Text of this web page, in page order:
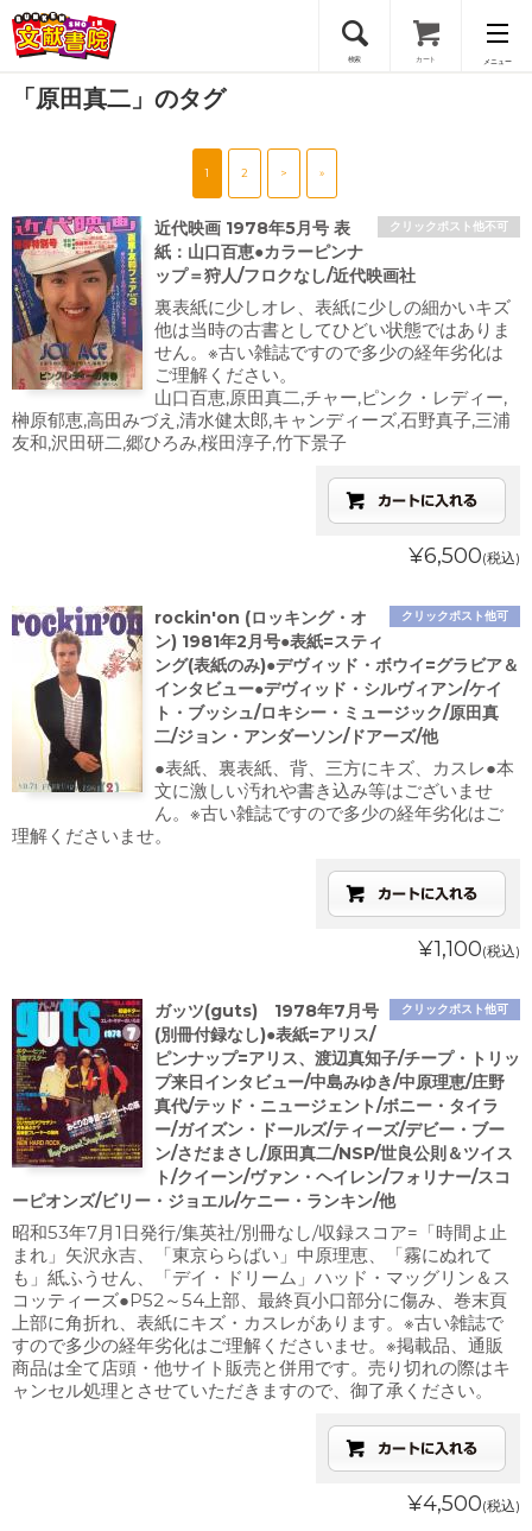
検索 カート メニュー
会員登録
「原田真二」のタグ
1 2 > »
クリックポスト他不可
近代映画 1978年5月号 表
紙：山口百恵●カラーピンナ
ップ＝狩人/フロクなし/近代映画社
裏表紙に少しオレ、表紙に少しの細かいキズ
他は当時の古書としてひどい状態ではありま
せん。※古い雑誌ですので多少の経年劣化は
ご理解ください。
山口百恵,原田真二,チャー,ピンク・レディー,
榊原郁恵,高田みづえ,清水健太郎,キャンディーズ,石野真子,三浦
友和,沢田研二,郷ひろみ,桜田淳子,竹下景子
¥6,500(税込)
クリックポスト他可
rockin'on (ロッキング・オ
ン) 1981年2月号●表紙=スティ
ング(表紙のみ)●デヴィッド・ボウイ=グラビア＆
インタビュー●デヴィッド・シルヴィアン/ケイ
ト・ブッシュ/ロキシー・ミュージック/原田真
二/ジョン・アンダーソン/ドアーズ/他
●表紙、裏表紙、背、三方にキズ、カスレ●本
文に激しい汚れや書き込み等はございませ
ん。※古い雑誌ですので多少の経年劣化はご
理解くださいませ。
¥1,100(税込)
クリックポスト他可
ガッツ(guts) 1978年7月号
(別冊付録なし)●表紙=アリス/
ピンナップ=アリス、渡辺真知子/チープ・トリッ
プ来日インタビュー/中島みゆき/中原理恵/庄野
真代/テッド・ニュージェント/ボニー・タイラ
ー/ガイズン・ドールズ/ティーズ/デビー・ブー
ン/さだまさし/原田真二/NSP/世良公則＆ツイス
ト/クイーン/ヴァン・ヘイレン/フォリナー/スコ
ーピオンズ/ビリー・ジョエル/ケニー・ランキン/他
昭和53年7月1日発行/集英社/別冊なし/収録スコア=「時間よ止
まれ」矢沢永吉、「東京ららばい」中原理恵、「霧にぬれて
も」紙ふうせん、「デイ・ドリーム」ハッド・マッグリン＆ス
コッティーズ●P52～54上部、最終頁小口部分に傷み、巻末頁
上部に角折れ、表紙にキズ・カスレがあります。※古い雑誌で
すので多少の経年劣化はご理解くださいませ。※掲載品、通販
商品は全て店頭・他サイト販売と併用です。売り切れの際はキ
ャンセル処理とさせていただきますので、御了承ください。
¥4,500(税込)